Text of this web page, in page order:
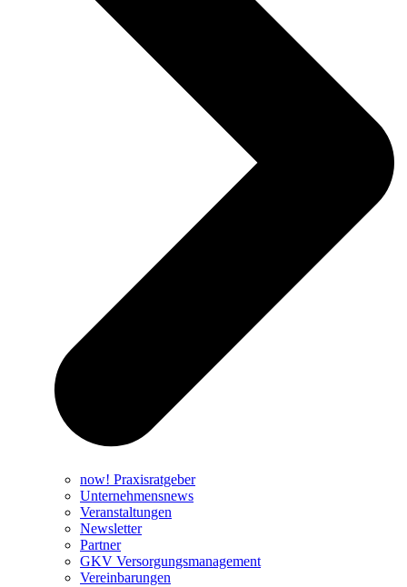
now! Praxisratgeber
Unternehmensnews
Veranstaltungen
Newsletter
Partner
GKV Versorgungs­management
Vereinbarungen